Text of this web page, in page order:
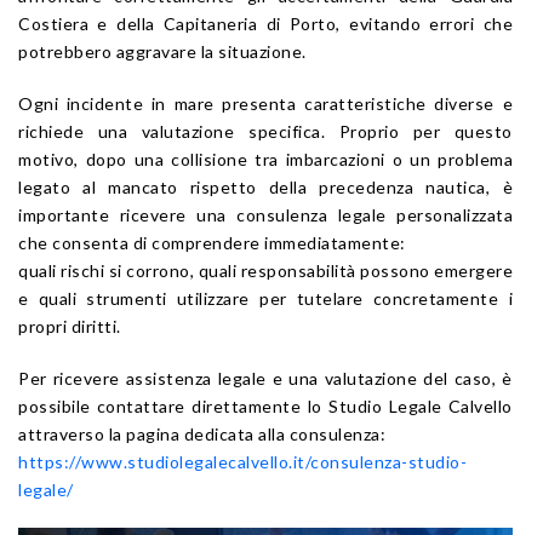
Costiera e della Capitaneria di Porto, evitando errori che
potrebbero aggravare la situazione.
Ogni incidente in mare presenta caratteristiche diverse e
richiede una valutazione specifica. Proprio per questo
motivo, dopo una collisione tra imbarcazioni o un problema
legato al mancato rispetto della precedenza nautica, è
importante ricevere una consulenza legale personalizzata
che consenta di comprendere immediatamente:
quali rischi si corrono, quali responsabilità possono emergere
e quali strumenti utilizzare per tutelare concretamente i
propri diritti.
Per ricevere assistenza legale e una valutazione del caso, è
possibile contattare direttamente lo Studio Legale Calvello
attraverso la pagina dedicata alla consulenza:
https://www.studiolegalecalvello.it/consulenza-studio-
legale/